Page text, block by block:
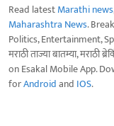
Read latestMarathi news
Maharashtra News.
Politics, Entertainment,
मराठी ताज्या बातम्या, मराठी
on Esakal Mobile App.
forAndroidand IOS.